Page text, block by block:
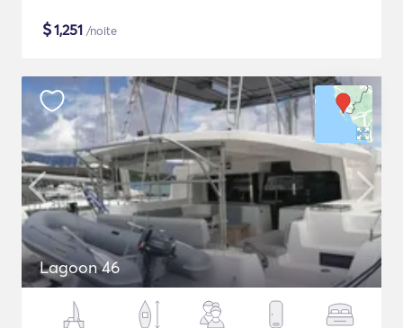
$1,251 /noite
Lagoon 46